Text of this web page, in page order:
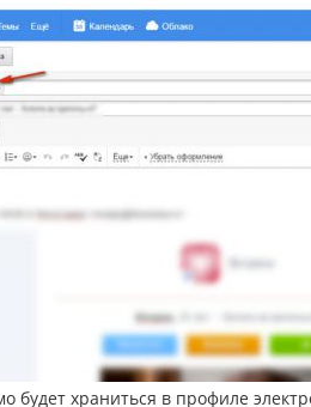
будет храниться в профиле